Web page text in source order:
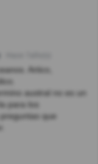
Artico,
austral no es un
para los
que